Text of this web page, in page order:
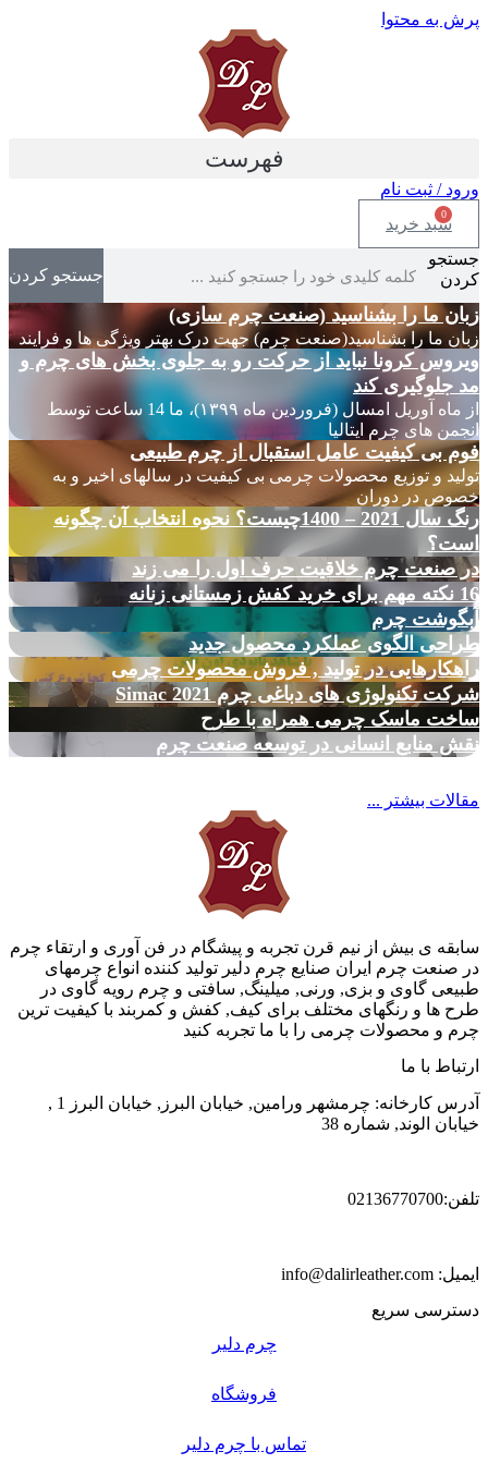
پرش به محتوا
فهرست
ورود / ثبت نام
0
سبد خرید
جستجو
کردن
جستجو کردن
زبان ما را بشناسید (صنعت چرم سازی)
زبان ما را بشناسید(صنعت چرم) جهت درک بهتر ویژگی ها و فرایند
ویروس کرونا نباید از حرکت رو به جلوی بخش های چرم و
مد جلوگیری کند
از ماه آوریل امسال (فروردین ماه ۱۳۹۹)، ما 14 ساعت توسط
انجمن های چرم ایتالیا
فوم بی کیفیت عامل استقبال از چرم طبیعی
تولید و توزیع محصولات چرمی بی کیفیت در سالهای اخیر و به
خصوص در دوران
رنگ سال 2021 – 1400چیست؟ نحوه انتخاب آن چگونه
است؟
در صنعت چرم خلاقیت حرف اول را می زند
16 نکته مهم برای خرید کفش زمستانی زنانه
آبگوشت چرم
طراحی الگوی عملکرد محصول جدید
راهکارهایی در تولید , فروش محصولات چرمی
شرکت تکنولوژی های دباغی چرم Simac 2021
ساخت ماسک چرمی همراه با طرح
نقش منابع انسانی در توسعه صنعت چرم
مقالات بیشتر ...
سابقه ی بیش از نیم قرن تجربه و پیشگام در فن آوری و ارتقاء چرم
در صنعت چرم ایران صنایع چرم دلیر تولید کننده انواع چرمهای
طبیعی گاوی و بزی, ورنی, میلینگ, سافتی و چرم رویه گاوی در
طرح ها و رنگهای مختلف برای کیف, کفش و کمربند با کیفیت ترین
چرم و محصولات چرمی را با ما تجربه کنید
ارتباط با ما
آدرس کارخانه: چرمشهر ورامین, خیابان البرز, خیابان البرز 1 ,
خیابان الوند, شماره 38
تلفن:02136770700
ایمیل: info@dalirleather.com
دسترسی سریع
چرم دلیر
فروشگاه
تماس با چرم دلیر